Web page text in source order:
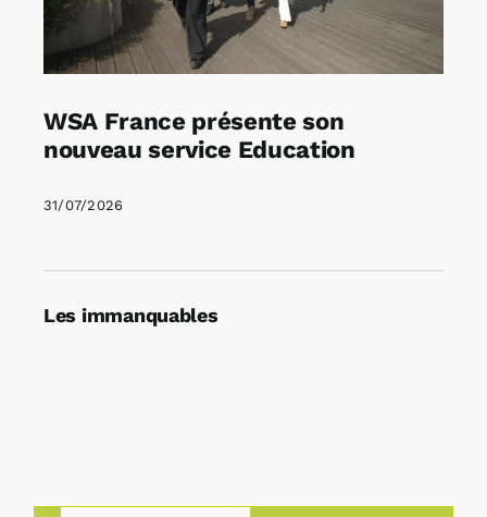
WSA France présente son
nouveau service Education
31/07/2026
Les immanquables